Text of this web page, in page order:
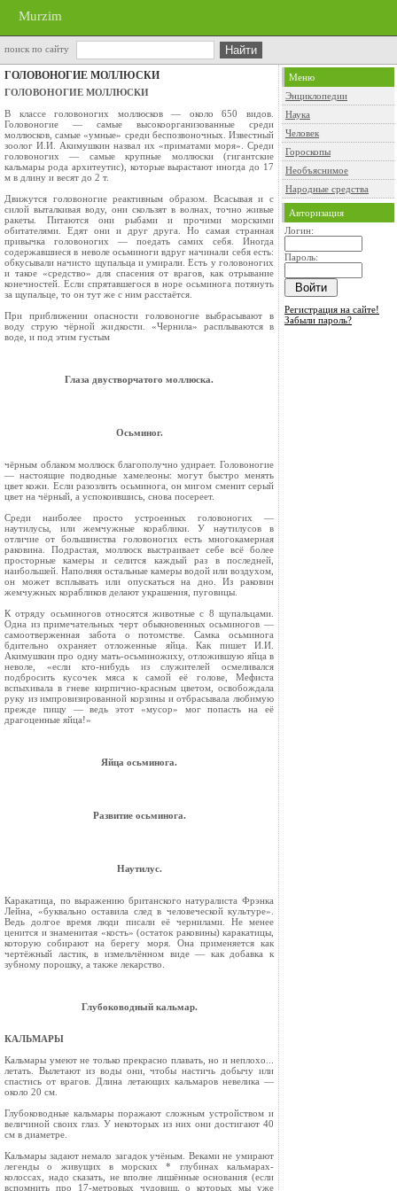
Murzim
поиск по сайту
ГОЛОВОНОГИЕ МОЛЛЮСКИ
ГОЛОВОНОГИЕ МОЛЛЮСКИ
В классе головоногих моллюсков — около 650 видов.
Головоногие — самые высоко­организованные среди
моллюсков, самые «ум­ные» среди беспозвоночных. Известный
зоолог И.И. Акимушкин назвал их «приматами мо­ря». Среди
головоногих — самые крупные мол­люски (гигантские
кальмары рода архитеутис), которые вырастают иногда до 17
м в длину и весят до 2 т.
Движутся головоногие реактивным образом. Всасывая и с
силой выталкивая воду, они сколь­зят в волнах, точно живые
ракеты. Питаются они рыбами и прочими морскими
обитателями. Едят они и друг друга. Но самая странная
привычка головоногих — поедать самих себя. Иногда
содержавшиеся в неволе осьминоги вдруг начинали себя есть:
обкусывали начисто щупальца и умирали. Есть у головоногих
и такое «средство» для спасения от врагов, как отрывание
конечностей. Если спрятавшегося в норе осьминога потянуть
за щупальце, то он тут же с ним расстаётся.
При приближении опасности головоногие вы­брасывают в
воду струю чёрной жидкости. «Чер­нила» расплываются в
воде, и под этим густым
Глаза двустворчатого моллюска.
Осьминог.
чёрным облаком моллюск благополучно удирает. Головоногие
— настоящие подводные хамелео­ны: могут быстро менять
цвет кожи. Если разо­злить осьминога, он мигом сменит серый
цвет на чёрный, а успокоившись, снова посереет.
Среди наиболее просто устроенных головоногих —
наутилусы, или жемчужные кораблики. У наутилусов в
отличие от большинства головоногих есть многокамерная
раковина. Подрастая, моллюск выстраивает себе всё более
просторные камеры и селится каждый раз в последней,
наибольшей. Наполняя остальные камеры водой или воздухом,
он может всплывать или опускаться на дно. Из раковин
жемчужных корабликов делают украшения, пуго­вицы.
К отряду осьминогов относятся животные с 8 щупальцами.
Одна из примечательных черт обыкновенных осьминогов —
самоотвержен­ная забота о потомстве. Самка осьминога
бдительно охраняет отло­женные яйца. Как пишет И.И.
Акимушкин про одну мать-осьминожиху, отложившую яйца в
неволе, «если кто-нибудь из слу­жителей осмеливался
подбросить кусочек мяса к самой её голове, Мефиста
вспыхивала в гневе кирпично-красным цветом, освобожда­ла
руку из импровизированной корзины и отбрасывала любимую
прежде пищу — ведь этот «мусор» мог попасть на её
драгоценные яйца!»
Яйца осьминога.
Развитие осьминога.
Наутилус.
Каракатица, по выражению британского на­туралиста Фрэнка
Лейна, «буквально оставила след в человеческой культуре».
Ведь долгое вре­мя люди писали её чернилами. Не менее
ценится и знаменитая «кость» (остаток раковины) кара­катицы,
которую собирают на берегу моря. Она применяется как
чертёжный ластик, в измель­чённом виде — как добавка к
зубному порошку, а также лекарство.
Глубоководный кальмар.
КАЛЬМАРЫ
Кальмары умеют не только прекрас­но плавать, но и не­плохо...
летать. Вылетают из воды они, чтобы настичь добычу или
спастись от врагов. Длина ле­тающих кальмаров не­велика —
около 20 см.
Глубоководные кальмары поражают сложным устройст­вом и
величиной своих глаз. У некоторых из них они достигают 40
см в диаметре.
Кальмары задают немало загадок учёным. Веками не умирают
легенды о живущих в морских * глубинах кальмарах-
колоссах, надо ска­зать, не вполне лишённые основания (если
вспомнить про 17-метровых чудовищ, о которых мы уже
Меню
Энциклопедии
Наука
Человек
Гороскопы
Необъяснимое
Народные средства
Авторизация
Логин:
Пароль:
Регистрация на сайте!
Забыли пароль?